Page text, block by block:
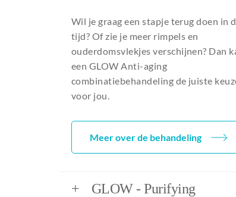
Wil je graag een stapje terug doen in
tijd? Of zie je meer rimpels en
ouderdomsvlekjes verschijnen? Dan
een GLOW Anti-aging
combinatiebehandeling de juiste
voor jou.
Meer over de behandeling
+ GLOW - Purifying